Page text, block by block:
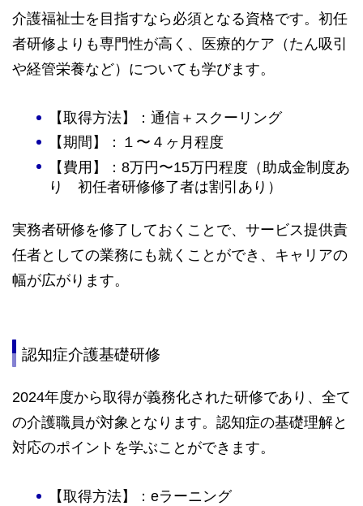
介護福祉士を目指すなら必須となる資格です。初任
者研修よりも専門性が高く、医療的ケア（たん吸引
や経管栄養など）についても学びます。
【取得方法】：通信＋スクーリング
【期間】：１〜４ヶ月程度
【費用】：8万円〜15万円程度（助成金制度あ
り 初任者研修修了者は割引あり）
実務者研修を修了しておくことで、サービス提供責
任者としての業務にも就くことができ、キャリアの
幅が広がります。
認知症介護基礎研修
2024年度から取得が義務化された研修であり、全て
の介護職員が対象となります。認知症の基礎理解と
対応のポイントを学ぶことができます。
【取得方法】：eラーニング